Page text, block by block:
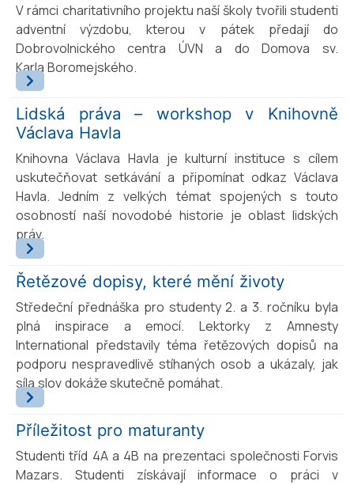
V rámci charitativního projektu naší školy tvořili studenti
adventní výzdobu, kterou v pátek předají do
Dobrovolnického centra ÚVN a do Domova sv.
Karla Boromejského.
Lidská práva – workshop v Knihovně
Václava Havla
Knihovna Václava Havla je kulturní instituce s cílem
uskutečňovat setkávání a připomínat odkaz Václava
Havla. Jedním z velkých témat spojených s touto
osobností naší novodobé historie je oblast lidských
práv.
Řetězové dopisy, které mění životy
Středeční přednáška pro studenty 2. a 3. ročníku byla
plná inspirace a emocí. Lektorky z Amnesty
International představily téma řetězových dopisů na
podporu nespravedlivě stíhaných osob a ukázaly, jak
síla slov dokáže skutečně pomáhat.
Příležitost pro maturanty
Studenti tříd 4A a 4B na prezentaci společnosti Forvis
Mazars. Studenti získávají informace o práci v